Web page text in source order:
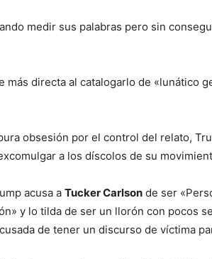
medir sus palabras pero sin
más directa al catalogarlo de «lunático
obsesión por el control del relato,
a los díscolos de su
acusa a Tucker Carlson de ser
y lo tilda de ser un llorón con pocos
de tener un discurso de víctima